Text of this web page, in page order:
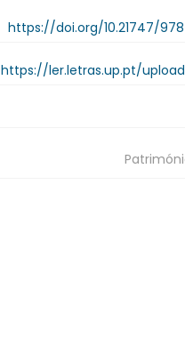
https://doi.org/10.21747/
https://ler.letras.up.pt/